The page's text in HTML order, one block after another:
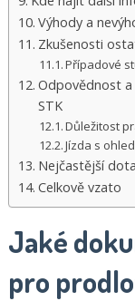
Výhody a
Zkušenosti
Případové
Odpovědnost
STK
Důležitost
Jízda s
Nejčastější
Celkově vzato
Jaké
pro